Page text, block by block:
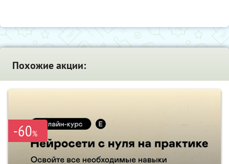
Похожие акции:
-60%